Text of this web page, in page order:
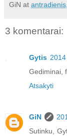
GiN at
3 komentarai:
Gytis
Gediminai,
Atsakyti
GiN
Sutinku,